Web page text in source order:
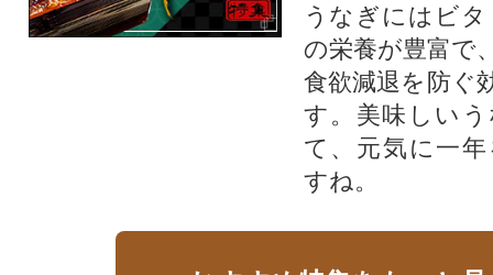
うなぎにはビ
の栄養が豊富で
食欲減退を防ぐ
す。美味しい
て、元気に一
すね。